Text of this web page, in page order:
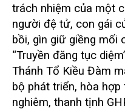
trách nhiệm của một
người đệ tử, con gái
bồi, gìn giữ giềng mối
“Truyền đăng tục
Thánh Tổ Kiều Đàm
bộ phát triển, hòa
nghiêm, thanh tịnh